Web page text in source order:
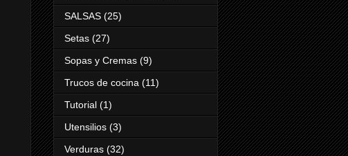
SALSAS (25)
Setas (27)
Sopas y Cremas (9)
Trucos de cocina (11)
Tutorial (1)
Utensilios (3)
Verduras (32)